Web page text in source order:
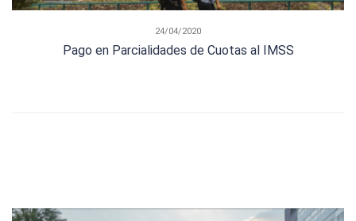
24/04/2020
Pago en Parcialidades de Cuotas al IMSS